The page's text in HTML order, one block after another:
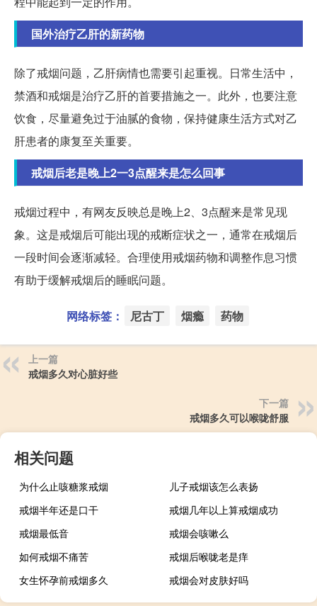
国外治疗乙肝的新药物
除了戒烟问题，乙肝病情也需要引起重视。日常生活中，
禁酒和戒烟是治疗乙肝的首要措施之一。此外，也要注意
饮食，尽量避免过于油腻的食物，保持健康生活方式对乙
肝患者的康复至关重要。
戒烟后老是晚上2一3点醒来是怎么回事
戒烟过程中，有网友反映总是晚上2、3点醒来是常见现
象。这是戒烟后可能出现的戒断症状之一，通常在戒烟后
一段时间会逐渐减轻。合理使用戒烟药物和调整作息习惯
有助于缓解戒烟后的睡眠问题。
网络标签： 尼古丁 烟瘾 药物
上一篇
戒烟多久对心脏好些
下一篇
戒烟多久可以喉咙舒服
相关问题
为什么止咳糖浆戒烟
儿子戒烟该怎么表扬
戒烟半年还是口干
戒烟几年以上算戒烟成功
戒烟最低音
戒烟会咳嗽么
如何戒烟不痛苦
戒烟后喉咙老是痒
女生怀孕前戒烟多久
戒烟会对皮肤好吗